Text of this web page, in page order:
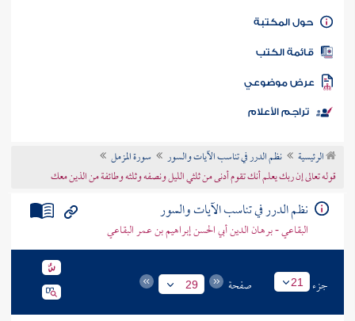
كتاب الأمة
المكتبة
الكتب
موضوعي
تراجم الأعلام
الرئيسية نظم الدرر في تناسب الآيات والسور
سورة المزمل
قوله تعالى إن ربك يعلم أنك تقوم أدنى من ثلثي الليل ونصفه وثلثه وطائفة من الذين معك
نظم الدرر في تناسب الآيات والسور
البقاعي - برهان الدين أبي الحسن إبراهيم بن عمر البقاعي
جزء 21 صفحة 29